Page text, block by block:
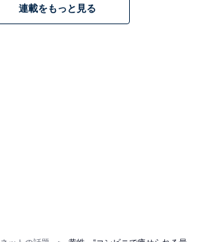
連載をもっと見る